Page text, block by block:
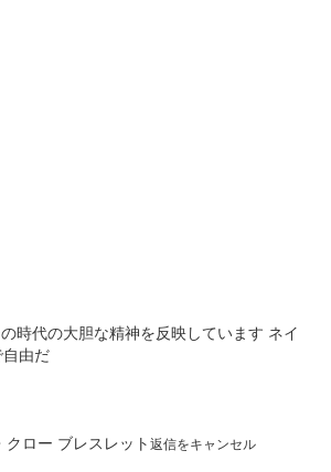
時代の大胆な精神を反映しています ネイ
由だ
ロー ブレスレット 返信をキャンセル